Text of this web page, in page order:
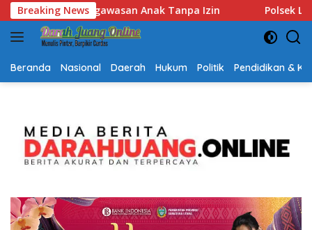
Langsung
ke
konten
Breaking News
Polsek Lubuk Baja Amankan Dua Tersangka Beserta 74
Beranda Nasional Daerah Hukum Politik Pendidikan &